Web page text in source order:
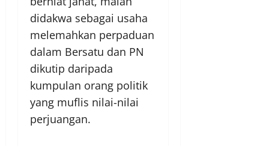
didakwa sebagai usaha
melemahkan perpaduan
dalam Bersatu dan PN
dikutip daripada
kumpulan orang politik
yang muflis nilai-nilai
perjuangan.